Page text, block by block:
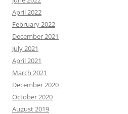
April 2022
February 2022
December 2021
July 2021
April 2021
March 2021
December 2020
October 2020
August 2019